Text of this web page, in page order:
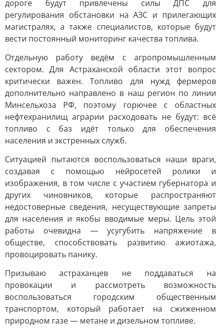
дороге будут привлечены силы ДПС для
регулирования обстановки на АЗС и прилегающих
магистралях, а также специалистов, которые будут
вести постоянный мониторинг качества топлива.
Отдельную работу ведём с агропромышленным
сектором. Для Астраханской области этот вопрос
критически важен. Топливо для нужд фермеров
дополнительно направлено в наш регион по линии
Минсельхоза РФ, поэтому горючее с областных
нефтехранилищ аграрии расходовать не будут: всё
топливо с баз идёт только для обеспечения
населения и экстренных служб.
Ситуацией пытаются воспользоваться наши враги,
создавая с помощью нейросетей ролики и
изображения, в том числе с участием губернатора и
других чиновников, которые распространяют
недостоверные сведения, несуществующие запреты
для населения и якобы вводимые меры. Цель этой
работы очевидна — усугубить напряжение в
обществе, способствовать развитию ажиотажа,
провоцировать панику.
Призываю астраханцев не поддаваться на
провокации и рассмотреть возможность
воспользоваться городским общественным
транспортом, который работает на сжиженном
природном газе — метане и дизельном топливе.